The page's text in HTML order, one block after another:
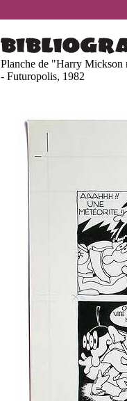
Planche de "Harry Mickson
- Futuropolis, 1982